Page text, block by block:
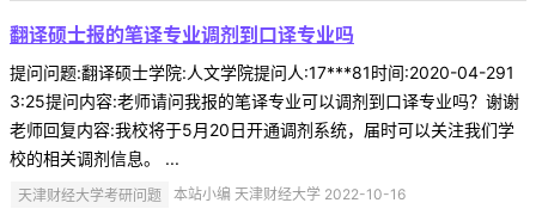
翻译硕士报的笔译专业调剂到口译专业吗
提问问题:翻译硕士学院:人文学院提问人:17***81时间:2020-04-291
3:25提问内容:老师请问我报的笔译专业可以调剂到口译专业吗？谢谢
老师回复内容:我校将于5月20日开通调剂系统，届时可以关注我们学
校的相关调剂信息。 ...
天津财经大学考研问题 本站小编 天津财经大学 2022-10-16